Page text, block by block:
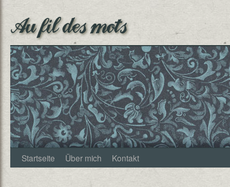
Au fil des mots
Startseite Über mich Kontakt